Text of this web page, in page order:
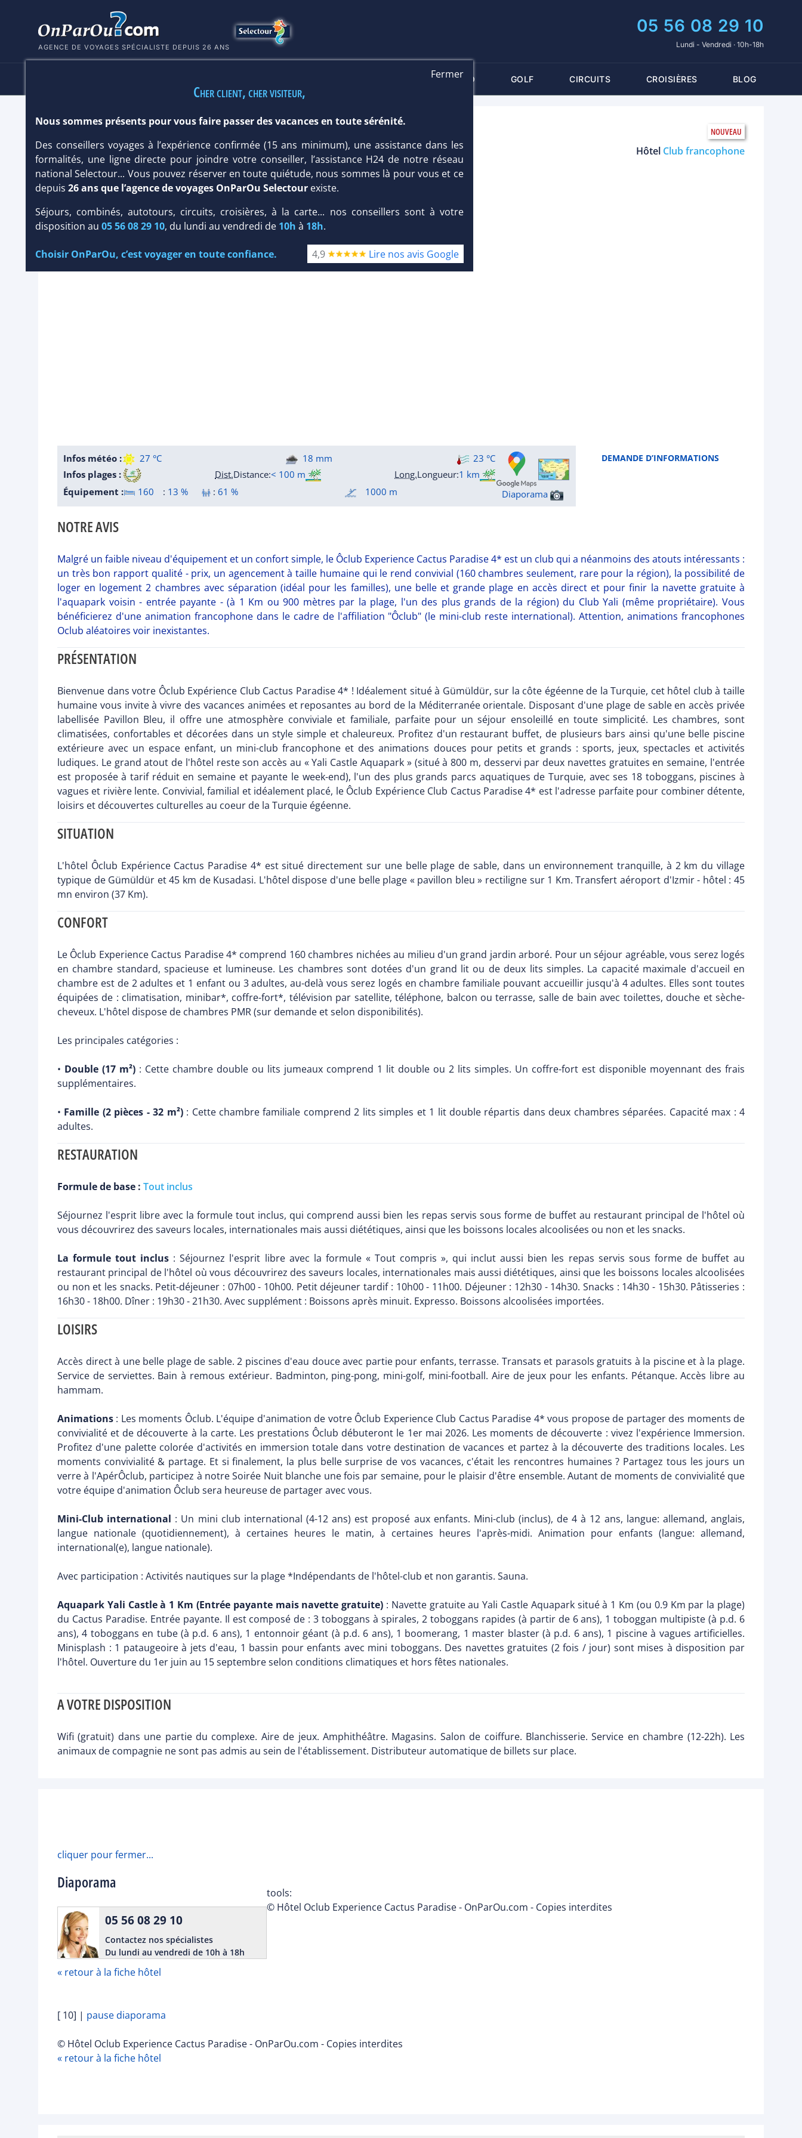
AGENCE DE VOYAGES SPÉCIALISTE DEPUIS 26 ANS
05 56 08 29 10
Lundi - Vendredi · 10h-18h
THALASSO GOLF CIRCUITS CROISIÈRES BLOG
OCLUB EXPERIENCE CACTUS PARADISE 4*
Turquie/Région d'Izmir Hôtel Club francophone
DEMANDE D’INFORMATIONS
Infos météo : 27 °C 18 mm
23 °C
Infos plages :
Dist.Distance:< 100 m Long.Longueur:1 km
Équipement :
160 : 13 % : 61 % 1000 m Diaporama
NOTRE AVIS
Malgré un faible niveau d'équipement et un confort simple, le Ôclub Experience Cactus Paradise 4* est un club qui a néanmoins des atouts intéressants :
un très bon rapport qualité - prix, un agencement à taille humaine qui le rend convivial (160 chambres seulement, rare pour la région), la possibilité de
loger en logement 2 chambres avec séparation (idéal pour les familles), une belle et grande plage en accès direct et pour finir la navette gratuite à
l'aquapark voisin - entrée payante - (à 1 Km ou 900 mètres par la plage, l'un des plus grands de la région) du Club Yali (même propriétaire). Vous
bénéficierez d'une animation francophone dans le cadre de l'affiliation "Ôclub" (le mini-club reste international). Attention, animations francophones
Oclub aléatoires voir inexistantes.
PRÉSENTATION
Bienvenue dans votre Ôclub Expérience Club Cactus Paradise 4* ! Idéalement situé à Gümüldür, sur la côte égéenne de la Turquie, cet hôtel club à taille
humaine vous invite à vivre des vacances animées et reposantes au bord de la Méditerranée orientale. Disposant d'une plage de sable en accès privée
labellisée Pavillon Bleu, il offre une atmosphère conviviale et familiale, parfaite pour un séjour ensoleillé en toute simplicité. Les chambres, sont
climatisées, confortables et décorées dans un style simple et chaleureux. Profitez d'un restaurant buffet, de plusieurs bars ainsi qu'une belle piscine
extérieure avec un espace enfant, un mini-club francophone et des animations douces pour petits et grands : sports, jeux, spectacles et activités
ludiques. Le grand atout de l'hôtel reste son accès au « Yali Castle Aquapark » (situé à 800 m, desservi par deux navettes gratuites en semaine, l'entrée
est proposée à tarif réduit en semaine et payante le week-end), l'un des plus grands parcs aquatiques de Turquie, avec ses 18 toboggans, piscines à
vagues et rivière lente. Convivial, familial et idéalement placé, le Ôclub Expérience Club Cactus Paradise 4* est l'adresse parfaite pour combiner détente,
loisirs et découvertes culturelles au coeur de la Turquie égéenne.
SITUATION
L'hôtel Ôclub Expérience Cactus Paradise 4* est situé directement sur une belle plage de sable, dans un environnement tranquille, à 2 km du village
typique de Gümüldür et 45 km de Kusadasi. L'hôtel dispose d'une belle plage « pavillon bleu » rectiligne sur 1 Km. Transfert aéroport d'Izmir - hôtel : 45
mn environ (37 Km).
CONFORT
Le Ôclub Experience Cactus Paradise 4* comprend 160 chambres nichées au milieu d'un grand jardin arboré. Pour un séjour agréable, vous serez logés
en chambre standard, spacieuse et lumineuse. Les chambres sont dotées d'un grand lit ou de deux lits simples. La capacité maximale d'accueil en
chambre est de 2 adultes et 1 enfant ou 3 adultes, au-delà vous serez logés en chambre familiale pouvant accueillir jusqu'à 4 adultes. Elles sont toutes
équipées de : climatisation, minibar*, coffre-fort*, télévision par satellite, téléphone, balcon ou terrasse, salle de bain avec toilettes, douche et sèche-
cheveux. L'hôtel dispose de chambres PMR (sur demande et selon disponibilités).
Les principales catégories :
• Double (17 m²) : Cette chambre double ou lits jumeaux comprend 1 lit double ou 2 lits simples. Un coffre-fort est disponible moyennant des frais
supplémentaires.
• Famille (2 pièces - 32 m²): Cette chambre familiale comprend 2 lits simples et 1 lit double répartis dans deux chambres séparées. Capacité max : 4
adultes.
RESTAURATION
Formule de base : Tout inclus
Séjournez l'esprit libre avec la formule tout inclus, qui comprend aussi bien les repas servis sous forme de buffet au restaurant principal de l'hôtel où
vous découvrirez des saveurs locales, internationales mais aussi diététiques, ainsi que les boissons locales alcoolisées ou non et les snacks.
La formule tout inclus : Séjournez l'esprit libre avec la formule « Tout compris », qui inclut aussi bien les repas servis sous forme de buffet au
restaurant principal de l'hôtel où vous découvrirez des saveurs locales, internationales mais aussi diététiques, ainsi que les boissons locales alcoolisées
ou non et les snacks. Petit-déjeuner : 07h00 - 10h00. Petit déjeuner tardif : 10h00 - 11h00. Déjeuner : 12h30 - 14h30. Snacks : 14h30 - 15h30. Pâtisseries :
16h30 - 18h00. Dîner : 19h30 - 21h30. Avec supplément : Boissons après minuit. Expresso. Boissons alcoolisées importées.
LOISIRS
Accès direct à une belle plage de sable. 2 piscines d'eau douce avec partie pour enfants, terrasse. Transats et parasols gratuits à la piscine et à la plage.
Service de serviettes. Bain à remous extérieur. Badminton, ping-pong, mini-golf, mini-football. Aire de jeux pour les enfants. Pétanque. Accès libre au
hammam.
Animations : Les moments Ôclub. L'équipe d'animation de votre Ôclub Experience Club Cactus Paradise 4* vous propose de partager des moments de
convivialité et de découverte à la carte. Les prestations Ôclub débuteront le 1er mai 2026. Les moments de découverte : vivez l'expérience Immersion.
Profitez d'une palette colorée d'activités en immersion totale dans votre destination de vacances et partez à la découverte des traditions locales. Les
moments convivialité & partage. Et si finalement, la plus belle surprise de vos vacances, c'était les rencontres humaines ? Partagez tous les jours un
verre à l'ApérÔclub, participez à notre Soirée Nuit blanche une fois par semaine, pour le plaisir d'être ensemble. Autant de moments de convivialité que
votre équipe d'animation Ôclub sera heureuse de partager avec vous.
Mini-Club international : Un mini club international (4-12 ans) est proposé aux enfants. Mini-club (inclus), de 4 à 12 ans, langue: allemand, anglais,
langue nationale (quotidiennement), à certaines heures le matin, à certaines heures l'après-midi. Animation pour enfants (langue: allemand,
international(e), langue nationale).
Avec participation : Activités nautiques sur la plage *Indépendants de l'hôtel-club et non garantis. Sauna.
Aquapark Yali Castle à 1 Km (Entrée payante mais navette gratuite) : Navette gratuite au Yali Castle Aquapark situé à 1 Km (ou 0.9 Km par la plage)
du Cactus Paradise. Entrée payante. Il est composé de : 3 toboggans à spirales, 2 toboggans rapides (à partir de 6 ans), 1 toboggan multipiste (à p.d. 6
ans), 4 toboggans en tube (à p.d. 6 ans), 1 entonnoir géant (à p.d. 6 ans), 1 boomerang, 1 master blaster (à p.d. 6 ans), 1 piscine à vagues artificielles.
Minisplash : 1 pataugeoire à jets d'eau, 1 bassin pour enfants avec mini toboggans. Des navettes gratuites (2 fois / jour) sont mises à disposition par
l'hôtel. Ouverture du 1er juin au 15 septembre selon conditions climatiques et hors fêtes nationales.
A VOTRE DISPOSITION
Wifi (gratuit) dans une partie du complexe. Aire de jeux. Amphithéâtre. Magasins. Salon de coiffure. Blanchisserie. Service en chambre (12-22h). Les
animaux de compagnie ne sont pas admis au sein de l'établissement. Distributeur automatique de billets sur place.
cliquer pour fermer...
Diaporama
05 56 08 29 10
Contactez nos spécialistes
Du lundi au vendredi de 10h à 18h
tools:
© Hôtel Oclub Experience Cactus Paradise - OnParOu.com - Copies interdites
« retour à la fiche hôtel
[ 10] | pause diaporama
© Hôtel Oclub Experience Cactus Paradise - OnParOu.com - Copies interdites
« retour à la fiche hôtel
Fermer
Cher client, cher visiteur,
Nous sommes présents pour vous faire passer des vacances en toute sérénité.
Des conseillers voyages à l’expérience confirmée (15 ans minimum), une assistance dans les
formalités, une ligne directe pour joindre votre conseiller, l’assistance H24 de notre réseau
national Selectour... Vous pouvez réserver en toute quiétude, nous sommes là pour vous et ce
depuis 26 ans que l’agence de voyages OnParOu Selectourexiste.
Séjours, combinés, autotours, circuits, croisières, à la carte... nos conseillers sont à votre
disposition au 05 56 08 29 10, du lundi au vendredi de 10h à 18h.
Choisir OnParOu, c’est voyager en toute confiance. 4,9 Lire nos avis Google